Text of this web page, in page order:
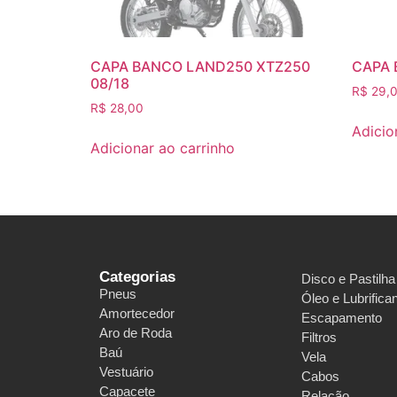
CAPA BANCO LAND250 XTZ250
08/18
R$ 28,00
Adicionar ao carrinho
CAPA
R$
Categorias
Pneus
Amortecedor
Aro de Roda
Baú
Vestuário
Capacete
Disco e Pastilha
Óleo e
Escapamento
Filtros
Vela
Cabos